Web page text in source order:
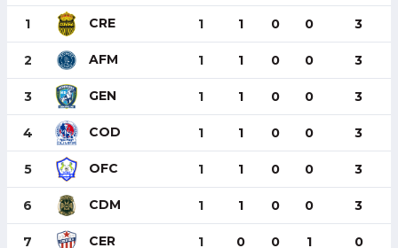
1 CRE 1 1 0 0 3
2 AFM 1 1 0 0 3
3 GEN 1 1 0 0 3
4 COD 1 1 0 0 3
5 OFC 1 1 0 0 3
6 CDM 1 1 0 0 3
7 CER 1 0 0 1 0